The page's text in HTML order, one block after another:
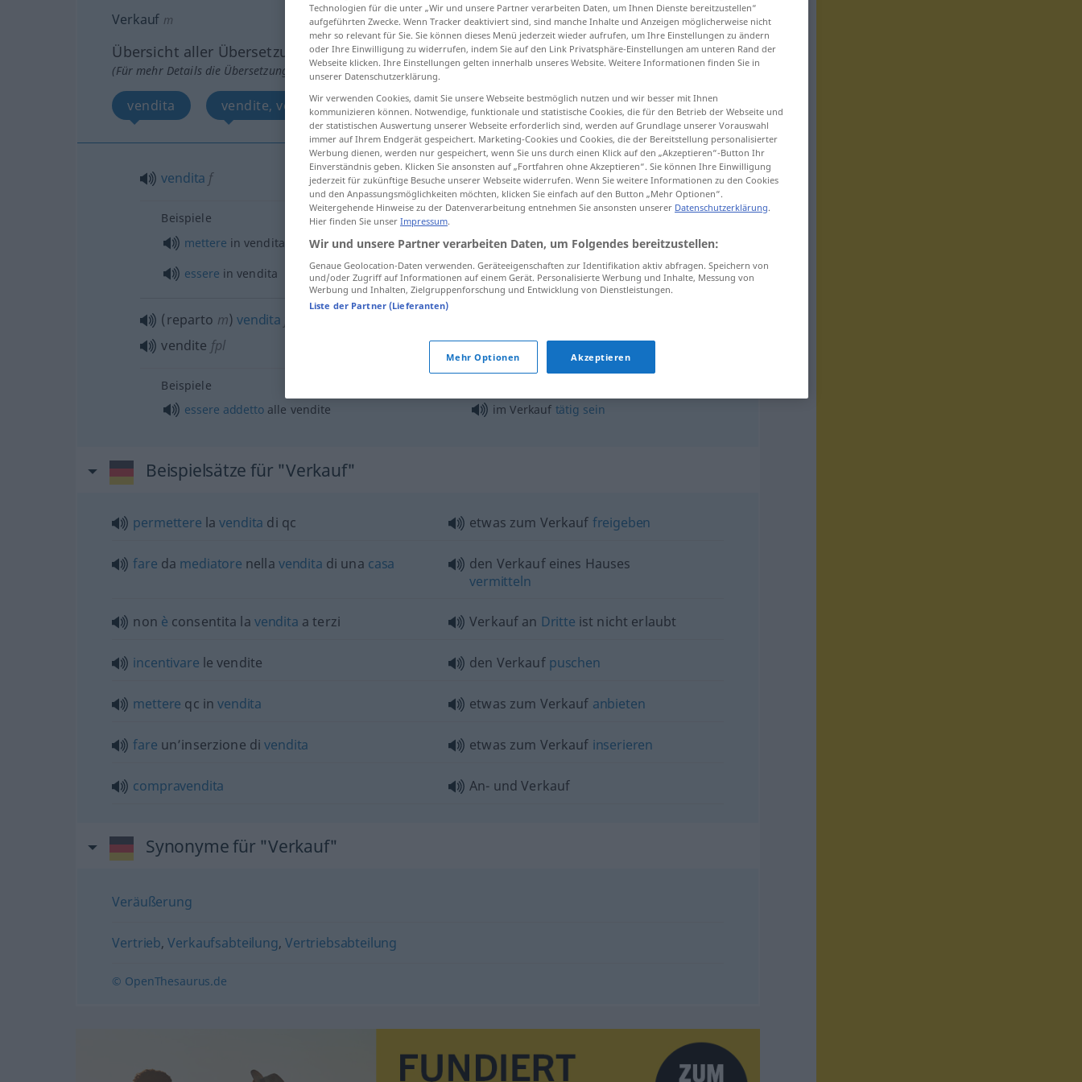
Verkauf m
Übersicht aller Übersetzungen
(Für mehr Details die Übersetzung anklicken/antippen)
vendita vendite, vendita
vendita f Verkauf
Beispiele
mettere in vendita zum Verkaufanbieten
essere in vendita zum Verkaufstehen
(reparto m)vendita
vendite fpl
Beispiele
essere addettoalle vendite im Verkauf tätig sein
Beispielsätze für "Verkauf"
permettere lavendita di qc etwas zum Verkauf freigeben
fare da mediatore nella vendita di una casa
den Verkauf eines Hauses
vermitteln
non è consentita la vendita a terzi Verkauf an Dritte ist nicht erlaubt
incentivare le vendite den Verkauf puschen
mettere qc invendita etwas zum Verkauf anbieten
fare un’inserzione divendita etwas zum Verkauf inserieren
compravendita An- und Verkauf
Synonyme für "Verkauf"
Veräußerung
Vertrieb,Verkaufsabteilung, Vertriebsabteilung
© OpenThesaurus.de
Technologien für die unter „Wir und unsere Partner verarbeiten Daten, um Ihnen Dienste bereitzustellen“
aufgeführten Zwecke. Wenn Tracker deaktiviert sind, sind manche Inhalte und Anzeigen möglicherweise nicht
mehr so relevant für Sie. Sie können dieses Menü jederzeit wieder aufrufen, um Ihre Einstellungen zu ändern
oder Ihre Einwilligung zu widerrufen, indem Sie auf den Link Privatsphäre-Einstellungen am unteren Rand der
Webseite klicken. Ihre Einstellungen gelten innerhalb unseres Website. Weitere Informationen finden Sie in
unserer Datenschutzerklärung.
Wir verwenden Cookies, damit Sie unsere Webseite bestmöglich nutzen und wir besser mit Ihnen
kommunizieren können. Notwendige, funktionale und statistische Cookies, die für den Betrieb der Webseite und
der statistischen Auswertung unserer Webseite erforderlich sind, werden auf Grundlage unserer Vorauswahl
immer auf Ihrem Endgerät gespeichert. Marketing-Cookies und Cookies, die der Bereitstellung personalisierter
Werbung dienen, werden nur gespeichert, wenn Sie uns durch einen Klick auf den „Akzeptieren“-Button Ihr
Einverständnis geben. Klicken Sie ansonsten auf „Fortfahren ohne Akzeptieren“. Sie können Ihre Einwilligung
jederzeit für zukünftige Besuche unserer Webseite widerrufen. Wenn Sie weitere Informationen zu den Cookies
und den Anpassungsmöglichkeiten möchten, klicken Sie einfach auf den Button „Mehr Optionen“.
Weitergehende Hinweise zu der Datenverarbeitung entnehmen Sie ansonsten unserer Datenschutzerklärung.
Hier finden Sie unser Impressum.
Wir und unsere Partner verarbeiten Daten, um Folgendes bereitzustellen:
Genaue Geolocation-Daten verwenden. Geräteeigenschaften zur Identifikation aktiv abfragen. Speichern von
und/oder Zugriff auf Informationen auf einem Gerät. Personalisierte Werbung und Inhalte, Messung von
Werbung und Inhalten, Zielgruppenforschung und Entwicklung von Dienstleistungen.
Liste der Partner (Lieferanten)
Mehr Optionen Akzeptieren